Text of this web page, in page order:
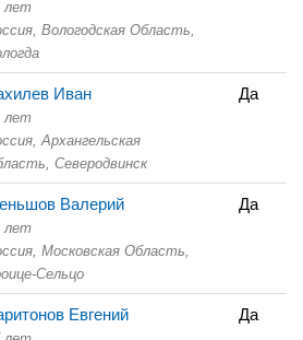
лет
Вологодская Область,
Иван
лет
Архангельская
Северодвинск
Да
Валерий
лет
Московская Область,
Сельцо
Да
Евгений Да